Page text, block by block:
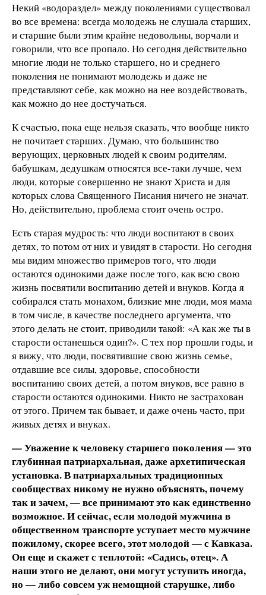
Некий «водораздел» между поколениями существовал
во все времена: всегда молодежь не слушала старших,
и старшие были этим крайне недовольны, ворчали и
говорили, что все пропало. Но сегодня действительно
многие люди не только старшего, но и среднего
поколения не понимают молодежь и даже не
представляют себе, как можно на нее воздействовать,
как можно до нее достучаться.
К счастью, пока еще нельзя сказать, что вообще никто
не почитает старших. Думаю, что большинство
верующих, церковных людей к своим родителям,
бабушкам, дедушкам относятся все-таки лучше, чем
люди, которые совершенно не знают Христа и для
которых слова Священного Писания ничего не значат.
Но, действительно, проблема стоит очень остро.
Есть старая мудрость: что люди воспитают в своих
детях, то потом от них и увидят в старости. Но сегодня
мы видим множество примеров того, что люди
остаются одинокими даже после того, как всю свою
жизнь посвятили воспитанию детей и внуков. Когда я
собирался стать монахом, близкие мне люди, моя мама
в том числе, в качестве последнего аргумента, что
этого делать не стоит, приводили такой: «А как же ты в
старости останешься один?». С тех пор прошли годы, и
я вижу, что люди, посвятившие свою жизнь семье,
отдавшие все силы, здоровье, способности
воспитанию своих детей, а потом внуков, все равно в
старости остаются одинокими. Никто не застрахован
от этого. Причем так бывает, и даже очень часто, при
живых детях и внуках.
— Уважение к человеку старшего поколения — это
глубинная патриархальная, даже архетипическая
установка. В патриархальных традиционных
сообществах никому не нужно объяснять, почему
так и зачем, — все принимают это как единственно
возможное. И сейчас, если молодой мужчина в
общественном транспорте уступает место мужчине
пожилому, скорее всего, этот молодой — с Кавказа.
Он еще и скажет с теплотой: «Садись, отец». А
наши этого не делают, они могут уступить иногда,
но — либо совсем уж немощной старушке, либо